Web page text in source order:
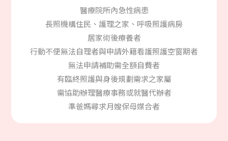
醫療院所內急性病患
長照機構住民、護理之家、 呼吸照護病房
居家術後療養者
行動不便無法自理者與申請外籍看護照護空窗期者
無法申請補助需全額自費者
有臨終照護與身後規劃需求之家屬
需協助辦理醫療事務或就醫代辦者
準爸媽尋求月嫂保母媒合者